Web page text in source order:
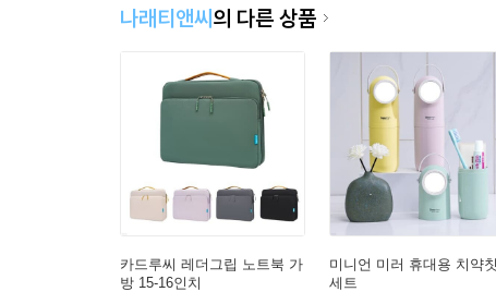
나래티앤씨의 다른 상품
카드루씨 레더그립 노트북 가
방 15-16인치
미니언 미러 휴대용 치약
세트